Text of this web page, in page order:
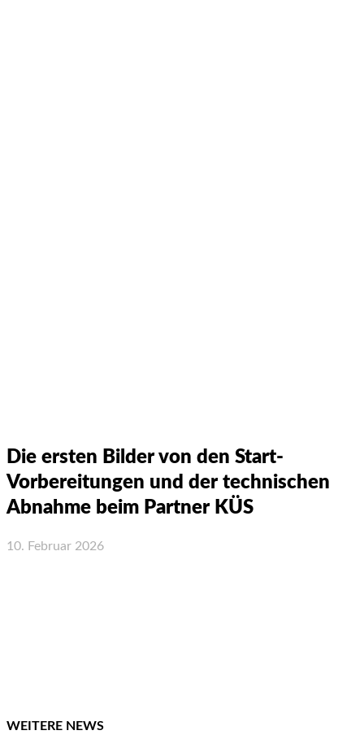
Die ersten Bilder von den Start-
Vorbereitungen und der technischen
Abnahme beim Partner KÜS
10. Februar 2026
WEITERE NEWS